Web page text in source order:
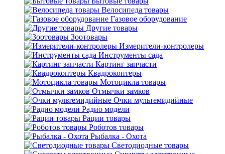
Велосипеда товары
Газовое оборудование
Другие товары
Зоотовары
Измерители-контролеры
Инструменты сада
Картинг запчасти
Квадрокоптеры
Мотоцикла товары
Отмычки замков
Очки мультемидийные
Радио модели
Рации товары
Роботов товары
Рыбалка - Охота
Светодиодные товары